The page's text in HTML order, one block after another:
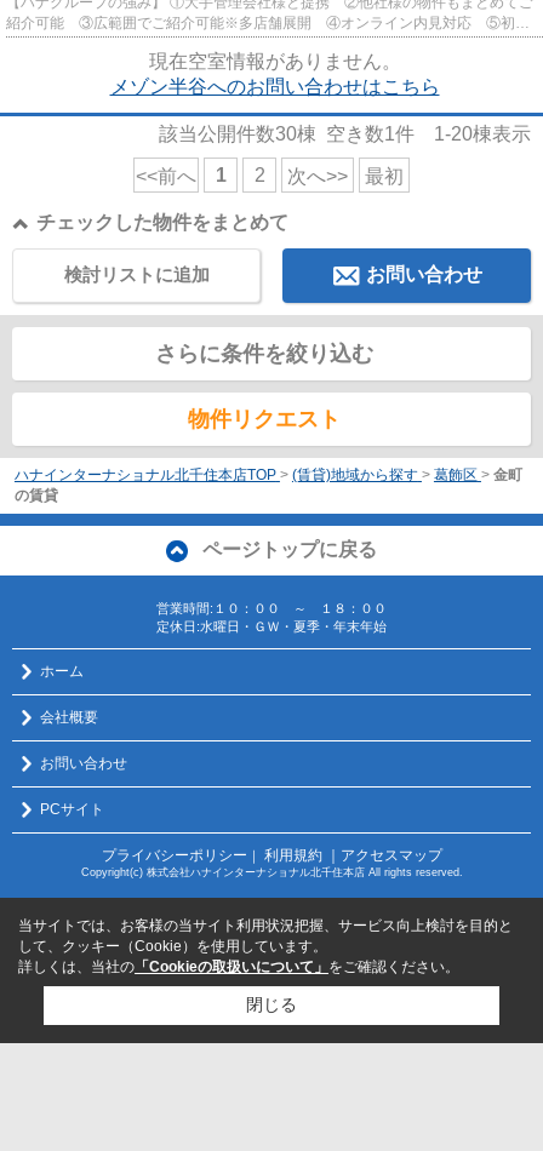
紹介可能 ③広範囲でご紹介可能※多店舗展開 ④オンライン内見対応 ⑤初期
現在空室情報がありません。
メゾン半谷へのお問い合わせはこちら
該当公開件数30棟 空き数1件 1-20棟表示
<<前へ 1 2 次へ>> 最初
チェックした物件をまとめて
お問い合わせ
検討リストに追加
さらに条件を絞り込む
物件リクエスト
ハナインターナショナル北千住本店TOP > (賃貸)地域から探す > 葛飾区 > 金町
の賃貸
ページトップに戻る
営業時間:１０：００ ～ １８：００
定休日:水曜日・ＧＷ・夏季・年末年始
ホーム
会社概要
お問い合わせ
PCサイト
プライバシーポリシー ｜ 利用規約 ｜アクセスマップ
Copyright(c) 株式会社ハナインターナショナル北千住本店 All rights reserved.
当サイトでは、お客様の当サイト利用状況把握、サービス向上検討を目的と
して、クッキー（Cookie）を使用しています。
詳しくは、当社の 「Cookieの取扱いについて」 をご確認ください。
閉じる